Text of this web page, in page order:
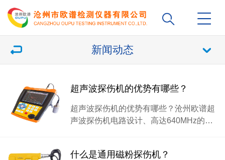
新闻动态
超声波探伤机的优势有哪些？
超声波探伤机的优势有哪些？沧州欧谱超
声波探伤机电路设计、高达640MHz的…
什么是通用磁粉探伤机？